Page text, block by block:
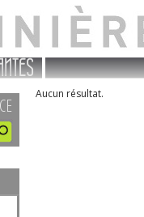
Aucun résultat.